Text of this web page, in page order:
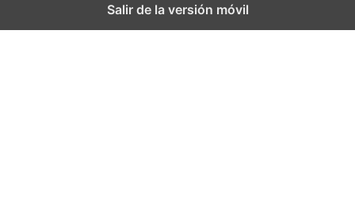
Salir de la versión móvil